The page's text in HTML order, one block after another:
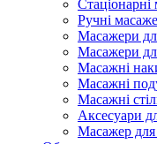
Стаціонарні
Ручні
Масажери
Масажери
Масажні
Масажні
Масажні
Аксесуари
Масажер для